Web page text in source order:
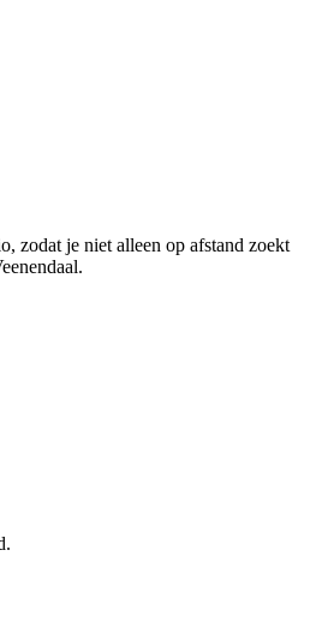
zodat je niet alleen op afstand zoekt